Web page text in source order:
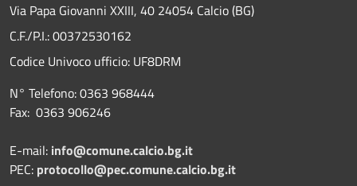
Via Papa Giovanni XXIII, 40 24054 Calcio (BG)
C.F./P.I.: 00372530162
Codice Univoco ufficio: UF8DRM
N° Telefono: 0363 968444
Fax: 0363 906246
E-mail: info@comune.calcio.bg.it
PEC: protocollo@pec.comune.calcio.bg.it